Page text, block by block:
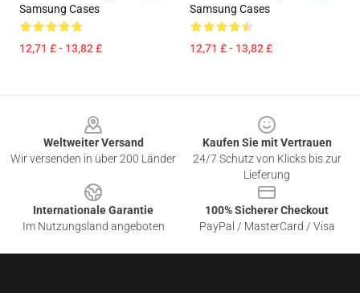
Samsung Cases
12,71 £ - 13,82 £
Samsung Cases
12,71 £ - 13,82 £
Weltweiter Versand
Wir versenden in über 200 Länder
Kaufen Sie mit Vertrauen
24/7 Schutz von Klicks bis zur
Lieferung
Internationale Garantie
Im Nutzungsland angeboten
100% Sicherer Checkout
PayPal / MasterCard / Visa